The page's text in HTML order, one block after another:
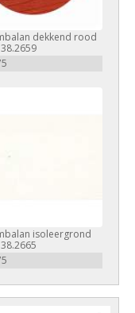
dekkend rood
isoleergrond